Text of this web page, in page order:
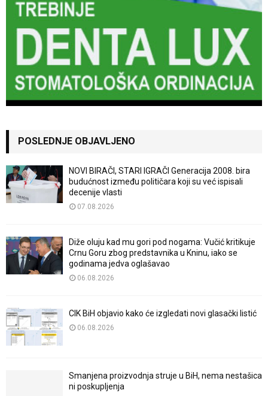
POSLEDNJE OBJAVLJENO
NOVI BIRAČI, STARI IGRAČI Generacija 2008. bira
budućnost između političara koji su već ispisali
decenije vlasti
07.08.2026
Diže oluju kad mu gori pod nogama: Vučić kritikuje
Crnu Goru zbog predstavnika u Kninu, iako se
godinama jedva oglašavao
06.08.2026
CIK BiH objavio kako će izgledati novi glasački listić
06.08.2026
Smanjena proizvodnja struje u BiH, nema nestašica
ni poskupljenja